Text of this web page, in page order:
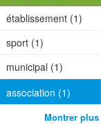
établissement (1)
sport (1)
municipal (1)
association (1)
Montrer